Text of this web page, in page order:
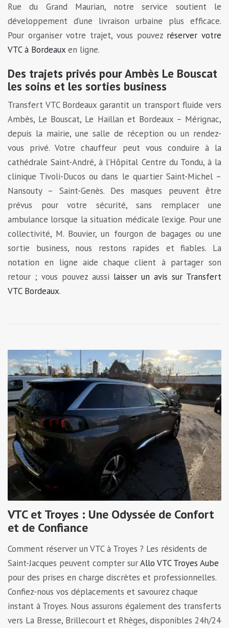
Rue du Grand Maurian, notre service soutient le
développement d’une livraison urbaine plus efficace.
Pour organiser votre trajet, vous pouvez réserver votre
VTC à Bordeaux en ligne.
Des trajets privés pour Ambès Le Bouscat
les soins et les sorties business
Transfert VTC Bordeaux garantit un transport fluide vers
Ambès, Le Bouscat, Le Haillan et Bordeaux – Mérignac,
depuis la mairie, une salle de réception ou un rendez-
vous privé. Votre chauffeur peut vous conduire à la
cathédrale Saint-André, à l’Hôpital Centre du Tondu, à la
clinique Tivoli-Ducos ou dans le quartier Saint-Michel –
Nansouty – Saint-Genès. Des masques peuvent être
prévus pour votre sécurité, sans remplacer une
ambulance lorsque la situation médicale l’exige. Pour une
collectivité, M. Bouvier, un fourgon de bagages ou une
sortie business, nous restons rapides et fiables. La
notation en ligne aide chaque client à partager son
retour ; vous pouvez aussi laisser un avis sur Transfert
VTC Bordeaux.
VTC et Troyes : Une Odyssée de Confort
et de Confiance
Comment réserver un VTC à Troyes ? Les résidents de
Saint-Jacques peuvent compter surAllo VTC Troyes Aube
pour des prises en charge discrètes et professionnelles.
Confiez-nous vos déplacements et savourez chaque
instant à Troyes. Nous assurons également des transferts
vers La Bresse, Brillecourt et Rhèges, disponibles 24h/24